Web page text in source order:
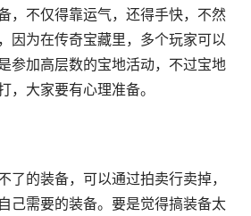
，不仅得靠运气，还得手快，不然
因为在传奇宝藏里，多个玩家可以
参加高层数的宝地活动，不过宝地
，大家要有心理准备。
的装备，可以通过拍卖行卖掉，
己需要的装备。要是觉得搞装备太